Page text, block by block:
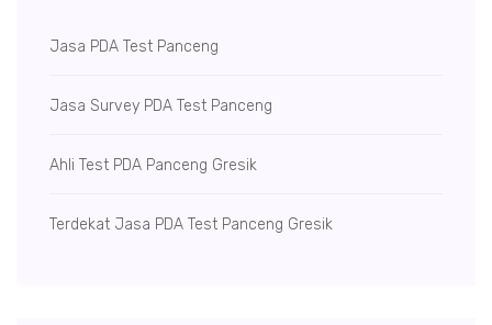
Jasa PDA Test Panceng
Jasa Survey PDA Test Panceng
Ahli Test PDA Panceng Gresik
Terdekat Jasa PDA Test Panceng Gresik